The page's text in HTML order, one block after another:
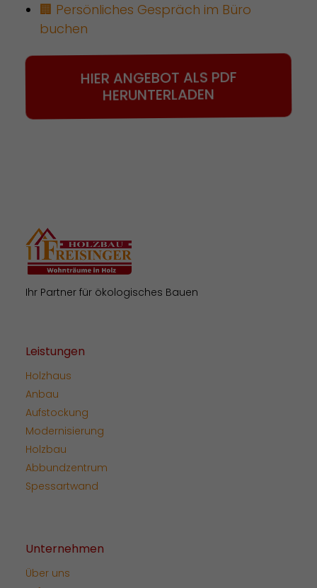
🏢 Persönliches Gespräch im Büro
buchen
HIER ANGEBOT ALS PDF
HERUNTERLADEN
Ihr Partner für ökologisches Bauen
Leistungen
Holzhaus
Anbau
Aufstockung
Modernisierung
Holzbau
Abbundzentrum
Spessartwand
Unternehmen
Über uns